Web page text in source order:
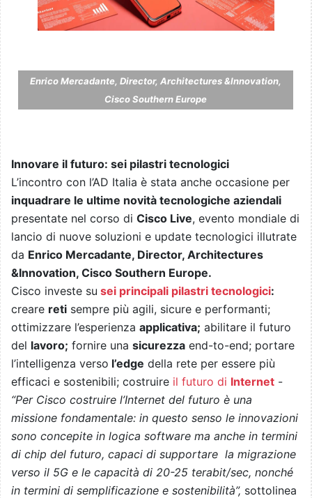
Enrico Mercadante, Director, Architectures &Innovation,
Cisco Southern Europe
Innovare il futuro: sei pilastri tecnologici
L’incontro con l’AD Italia è stata anche occasione per
inquadrare le ultime novità tecnologiche aziendali
presentate nel corso di Cisco Live, evento mondiale di
lancio di nuove soluzioni e update tecnologici illutrate
da Enrico Mercadante, Director, Architectures
&Innovation, Cisco Southern Europe.
Cisco investe su sei principali pilastri tecnologici:
creare reti sempre più agili, sicure e performanti;
ottimizzare l’esperienza applicativa; abilitare il futuro
del lavoro; fornire una sicurezza end-to-end; portare
l’intelligenza verso l’edge della rete per essere più
efficaci e sostenibili; costruire il futuro di Internet -
“Per Cisco costruire l’Internet del futuro è una
missione fondamentale: in questo senso le innovazioni
sono concepite in logica software ma anche in termini
di chip del futuro, capaci di supportare la migrazione
verso il 5G e le capacità di 20-25 terabit/sec, nonché
in termini di semplificazione e sostenibilità”, sottolinea